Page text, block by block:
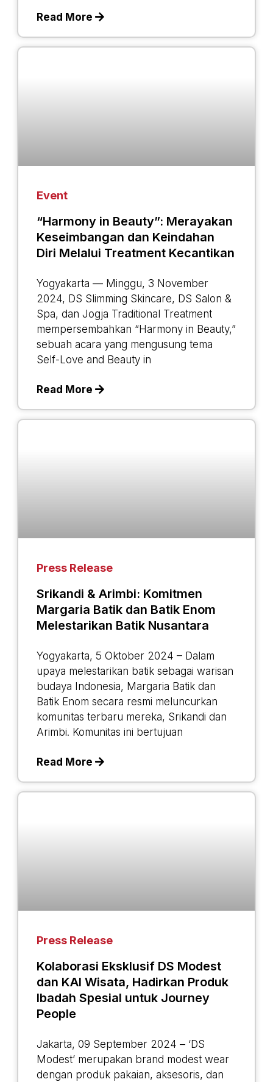
Read More
Event
“Harmony in Beauty”: Merayakan
Keseimbangan dan Keindahan
Diri Melalui Treatment Kecantikan
Yogyakarta — Minggu, 3 November
2024, DS Slimming Skincare, DS Salon &
Spa, dan Jogja Traditional Treatment
mempersembahkan “Harmony in Beauty,”
sebuah acara yang mengusung tema
Self-Love and Beauty in
Read More
Press Release
Srikandi & Arimbi: Komitmen
Margaria Batik dan Batik Enom
Melestarikan Batik Nusantara
Yogyakarta, 5 Oktober 2024 – Dalam
upaya melestarikan batik sebagai warisan
budaya Indonesia, Margaria Batik dan
Batik Enom secara resmi meluncurkan
komunitas terbaru mereka, Srikandi dan
Arimbi. Komunitas ini bertujuan
Read More
Press Release
Kolaborasi Eksklusif DS Modest
dan KAI Wisata, Hadirkan Produk
Ibadah Spesial untuk Journey
People
Jakarta, 09 September 2024 – ‘DS
Modest’ merupakan brand modest wear
dengan produk pakaian, aksesoris, dan